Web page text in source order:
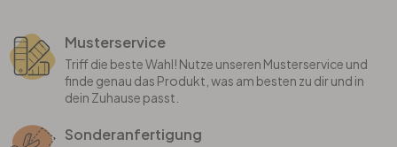
Musterservice
Triff die beste Wahl! Nutze unseren Musterservice und
finde genau das Produkt, was am besten zu dir und in
dein Zuhause passt.
Sonderanfertigung